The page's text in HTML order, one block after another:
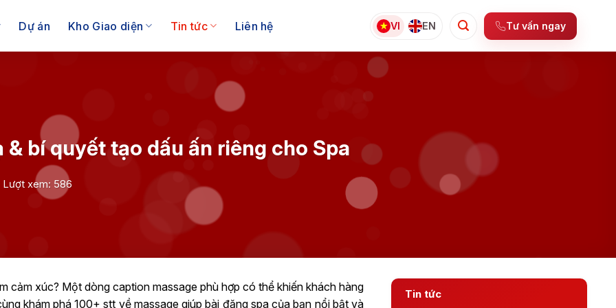
Dự án Kho Giao diện Tin tức Liên hệ VI EN Tư vấn ngay
bí quyết tạo dấu ấn riêng cho Spa
Lượt xem: 586
cảm xúc? Một dòng caption massage phù hợp có thể khiến khách hàng
khám phá 100+stt về massagegiúp bài đăng spa của bạn nổi bật và
Tin tức